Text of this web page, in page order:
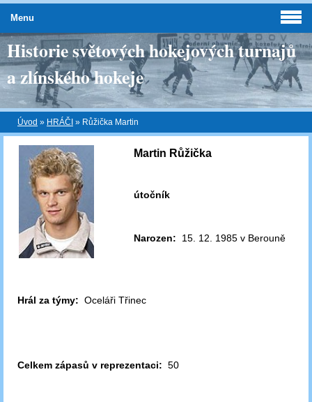
Historie světových hokejových turnajů
a zlínského hokeje
Úvod » HRÁČI » Růžička Martin
Martin Růžička
útočník
Narozen: 15. 12. 1985 v Berouně
Hrál za týmy: Oceláři Třinec
Celkem zápasů v reprezentaci: 50
Menu